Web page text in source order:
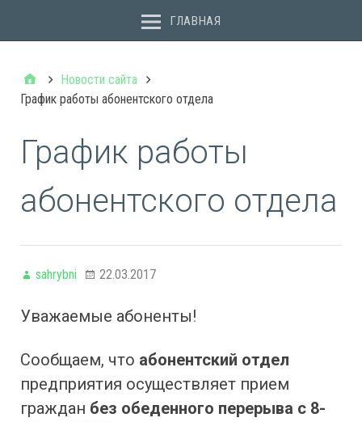
ГЛАВНАЯ
Новости сайта
График работы абонентского отдела
График работы
абонентского отдела
sahrybni 22.03.2017
Уважаемые абоненты!
Сообщаем, что абонентский отдел
предприятия осуществляет прием
граждан без обеденного перерыва с 8-